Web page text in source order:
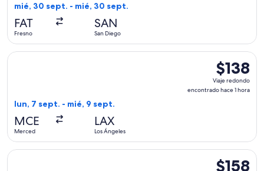
horas
mié, 30 sept. - mié, 30 sept.
FAT
Fresno
SAN
San Diego
$138
Viaje
redondo,
hora
$138
Viaje redondo
encontrado hace 1 hora
lun, 7 sept. - mié, 9 sept.
MCE
Merced
LAX
Los Ángeles
Seleccionar vuelo de Contour Airlines, con salida el lun, 7
$158
$158
Seleccionar vuelo de Contour Airlines, con salida el jue, 17